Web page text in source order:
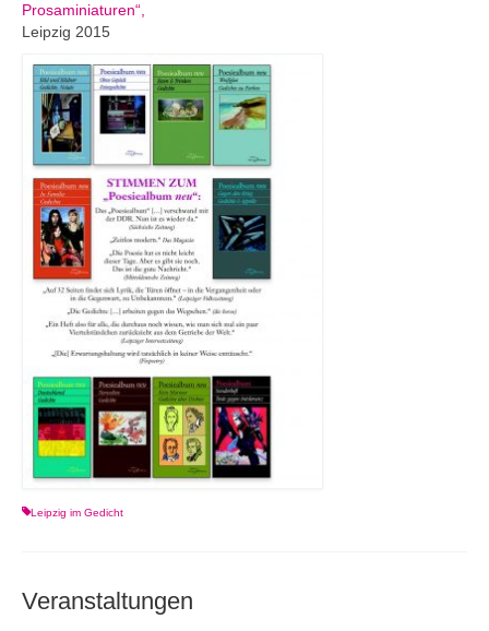
Prosaminiaturen“,
Leipzig 2015
Leipzig im Gedicht
Veranstaltungen